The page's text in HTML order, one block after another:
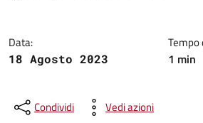
Data:
18 Agosto 2023
Tempo
1 min
Condividi Vedi azioni